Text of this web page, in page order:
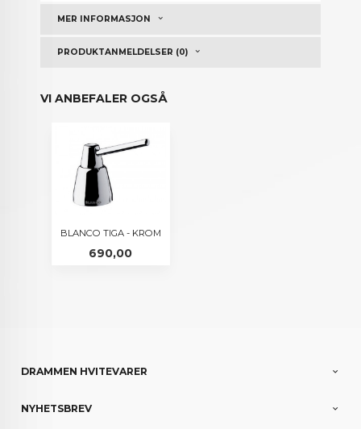
MER INFORMASJON
PRODUKTANMELDELSER (0)
VI ANBEFALER OGSÅ
BLANCO TIGA - KROM
Pris
690,00
DRAMMEN HVITEVARER
NYHETSBREV